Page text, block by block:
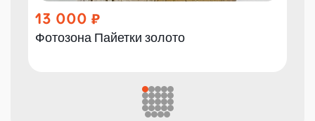
13 000
Фотозона Пайетки золото